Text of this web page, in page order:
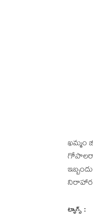
ఖమ్మం
నిరాహార
ట్యాగ్స్ :